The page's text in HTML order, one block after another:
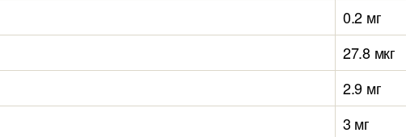
0.2 мг
27.8 мкг
2.9 мг
3 мг